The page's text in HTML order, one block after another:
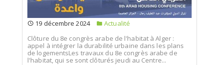
19 décembre 2024
Actualité
Clôture du 8e congrès arabe de l'habitat à Alger :
appel à intégrer la durabilité urbaine dans les plans
de logementsLes travaux du 8e congrès arabe de
l'habitat, qui se sont clôturés jeudi au Centre...